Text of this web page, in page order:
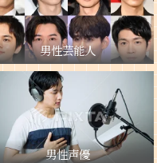
男性芸能人
男性声優